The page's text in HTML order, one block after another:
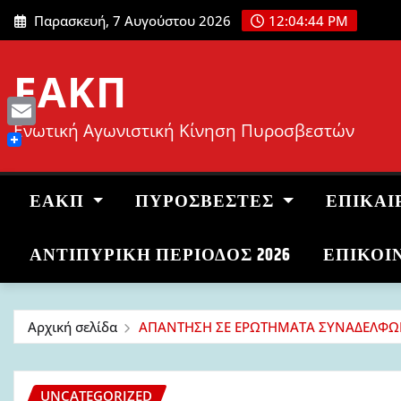
Μετάβαση
στο
Παρασκευή, 7 Αυγούστου 2026 12:04:45 PM
ΕΑΚΠ
Ενωτική Αγωνιστική Κίνηση Πυροσβεστών
ΕΑΚΠ ΠΥΡΟΣΒΈΣΤΕΣ
ΑΝΤΙΠΥΡΙΚΉ ΠΕΡΊΟΔΟΣ 2026
Αρχική σελίδα ΑΠΑΝΤΗΣΗ ΣΕ ΕΡΩΤΗΜΑΤΑ
UNCATEGORIZED
Email